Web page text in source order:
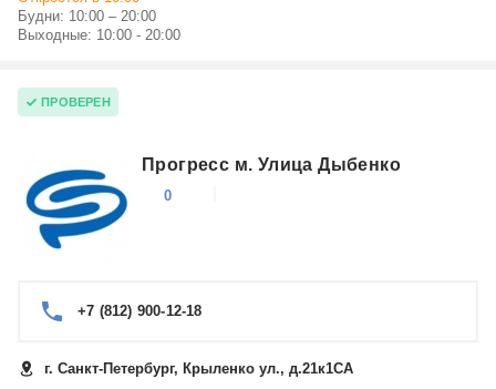
Будни: 10:00 – 20:00
Выходные: 10:00 - 20:00
ПРОВЕРЕН
Прогресс м. Улица Дыбенко
0
+7 (812) 900-12-18
г. Санкт-Петербург, Крыленко ул., д.21к1СА